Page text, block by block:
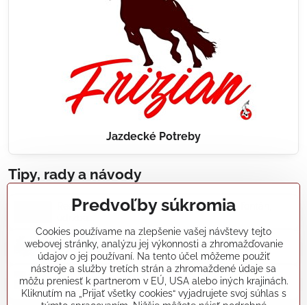
Jazdecké Potreby
Tipy, rady a návody
Realizácie záhradných jazierok, bazénov, fontán,
Články a blogy
Rady a návody
Predvoľby súkromia
Cookies používame na zlepšenie vašej návštevy tejto
webovej stránky, analýzu jej výkonnosti a zhromažďovanie
údajov o jej používaní. Na tento účel môžeme použiť
nástroje a služby tretích strán a zhromaždené údaje sa
môžu preniesť k partnerom v EÚ, USA alebo iných krajinách.
Kliknutím na „Prijať všetky cookies“ vyjadrujete svoj súhlas s